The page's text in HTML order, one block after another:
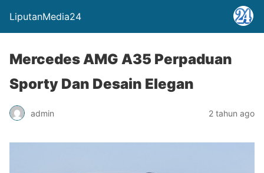
LiputanMedia24
Mercedes AMG A35 Perpaduan
Sporty Dan Desain Elegan
admin 2 tahun ago